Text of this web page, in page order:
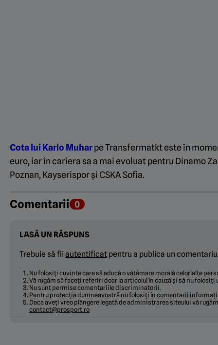
Cota lui Karlo Muharpe Transfermatkt este în
euro, iar în cariera sa a mai evoluat pentru Dinamo
Poznan, Kayserispor și CSKA Sofia.
Comentarii 0
LASĂ UN RĂSPUNS
Trebuie să fii autentificat pentru a publica un
Nu folosiți cuvinte care să aducă o vătămare morală celorlalte
Vă rugăm să faceți referiri doar la articolul în cauză și să nu
Nu sunt permise comentariile discriminatorii.
Pentru protecția dumneavostră nu folosiți în comentarii
Daca aveți vreo plângere legată de administrarea siteului vă
contact@prosport.ro